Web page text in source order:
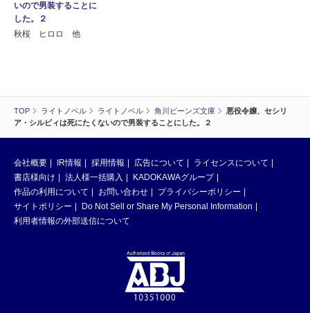
TOP ライトノベル ライトノベル 角川ビーンズ文庫
悪役令嬢、セシリ
ア・シルビィは死にたくないので男装することにした。２
いので男装することに
した。２
秋桜 ヒロロ 他
会社概要 IR情報 採用情報 広告について
ライセンスについて
書店様向け
法人様一括購入
KADOKAWAグループ
作品の利用について
お問い合わせ
プライバシーポリシー
サイトポリシー
Do Not Sell or Share My Personal Information
利用者情報の外部送信について